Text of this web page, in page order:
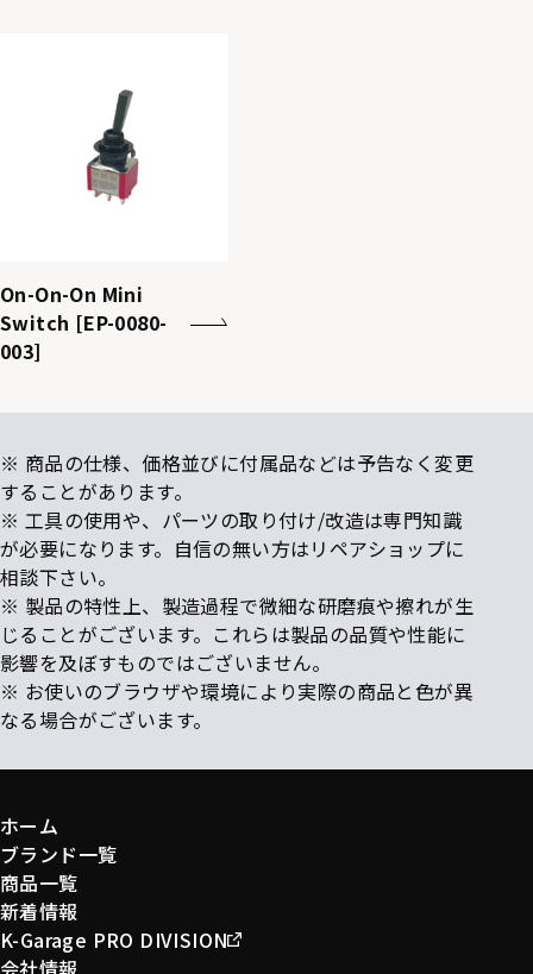
On-On-On Mini
Switch [EP-0080-
003]
※ 商品の仕様、価格並びに付属品などは予告なく変更
することがあります。
※ 工具の使用や、パーツの取り付け/改造は専門知識
が必要になります。自信の無い方はリペアショップに
相談下さい。
※ 製品の特性上、製造過程で微細な研磨痕や擦れが生
じることがございます。これらは製品の品質や性能に
影響を及ぼすものではございません。
※ お使いのブラウザや環境により実際の商品と色が異
なる場合がございます。
ホーム
ブランド一覧
商品一覧
新着情報
K-Garage PRO DIVISION
会社情報